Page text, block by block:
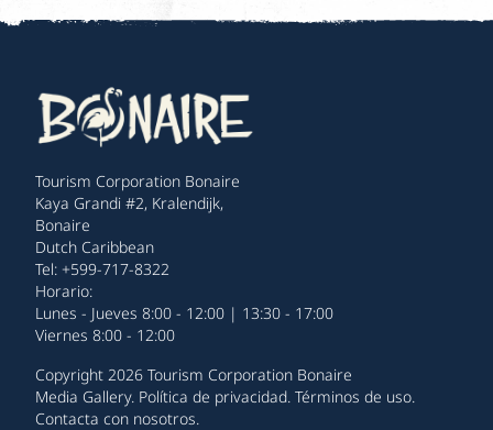
Tourism Corporation Bonaire
Kaya Grandi #2, Kralendijk,
Bonaire
Dutch Caribbean
Tel: +599-717-8322
Horario:
Lunes - Jueves 8:00 - 12:00 | 13:30 - 17:00
Viernes 8:00 - 12:00
Copyright 2026 Tourism Corporation Bonaire
Media Gallery. Política de privacidad. Términos de uso.
Contacta con nosotros.